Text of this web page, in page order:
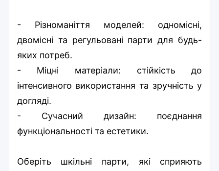
- Різноманіття моделей: одномісні,
двомісні та регульовані парти для будь-
яких потреб.
- Міцні матеріали: стійкість до
інтенсивного використання та зручність у
догляді.
- Сучасний дизайн: поєднання
функціональності та естетики.
Оберіть шкільні парти, які сприяють